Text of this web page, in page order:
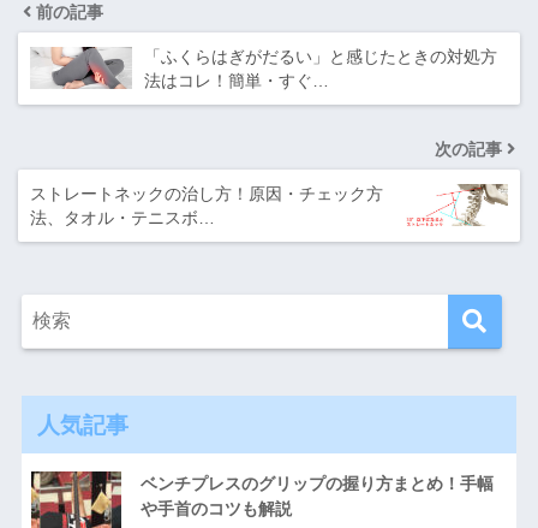
前の記事
「ふくらはぎがだるい」と感じたときの対処方
法はコレ！簡単・すぐ…
次の記事
ストレートネックの治し方！原因・チェック方
法、タオル・テニスボ…
人気記事
ベンチプレスのグリップの握り方まとめ！手幅
や手首のコツも解説